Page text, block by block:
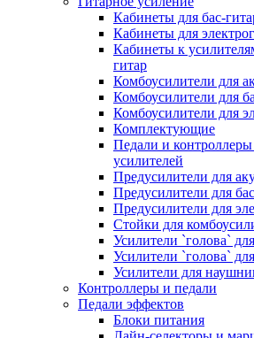
Кабинеты для бас-
Кабинеты для
Кабинеты к
гитар
Комбоусилители для
Комбоусилители для
Комбоусилители для
Комплектующие
Педали и
усилителей
Предусилители для
Предусилители для
Предусилители для
Стойки для
Усилители `голова`
Усилители `голова`
Усилители для
Контроллеры и педали
Педали эффектов
Блоки питания